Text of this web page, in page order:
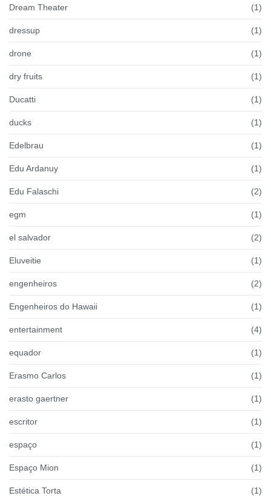
Dream Theater (1)
dressup (1)
drone (1)
dry fruits (1)
Ducatti (1)
ducks (1)
Edelbrau (1)
Edu Ardanuy (1)
Edu Falaschi (2)
egm (1)
el salvador (2)
Eluveitie (1)
engenheiros (2)
Engenheiros do Hawaii (1)
entertainment (4)
equador (1)
Erasmo Carlos (1)
erasto gaertner (1)
escritor (1)
espaço (1)
Espaço Mion (1)
Estética Torta (1)